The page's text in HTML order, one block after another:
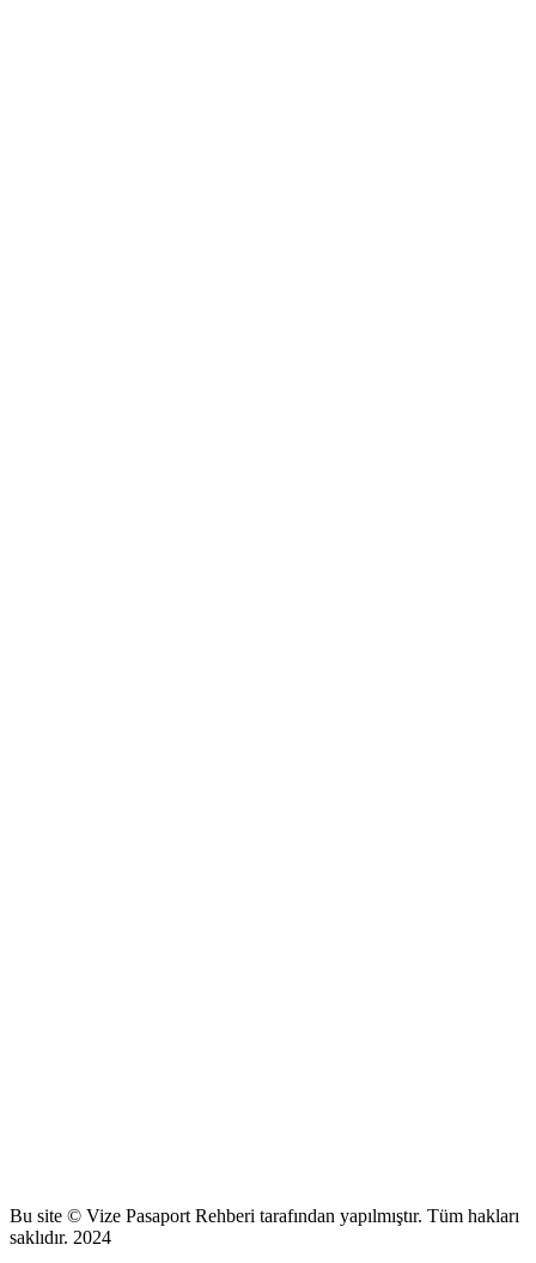
Bu site © Vize Pasaport Rehberi tarafından yapılmıştır. Tüm hakları
saklıdır. 2024